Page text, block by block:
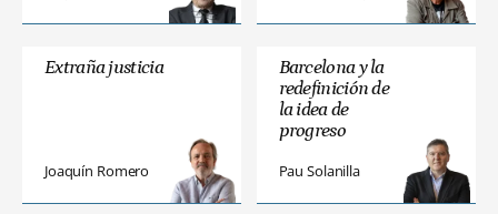
Extraña justicia
Joaquín Romero
Barcelona y la
redefinición de
la idea de
progreso
Pau Solanilla